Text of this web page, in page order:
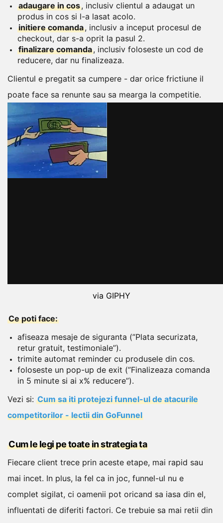
adaugare in cos, inclusiv clientul a adaugat un
produs in cos si l-a lasat acolo.
initiere comanda, inclusiv a inceput procesul de
checkout, dar s-a oprit la pasul 2.
finalizare comanda, inclusiv foloseste un cod de
reducere, dar nu finalizeaza.
Clientul e pregatit sa cumpere - dar orice frictiune il
poate face sa renunte sau sa mearga la competitie.
via GIPHY
Ce poti face:
afiseaza mesaje de siguranta (”Plata securizata,
retur gratuit, testimoniale”).
trimite automat reminder cu produsele din cos.
foloseste un pop-up de exit (”Finalizeaza comanda
in 5 minute si ai x% reducere”).
Vezi si: Cum sa iti protejezi funnel-ul de atacurile
competitorilor - lectii din GoFunnel
Cum le legi pe toate in strategia ta
Fiecare client trece prin aceste etape, mai rapid sau
mai incet. In plus, la fel ca in joc, funnel-ul nu e
complet sigilat, ci oamenii pot oricand sa iasa din el,
influentati de diferiti factori. Ce trebuie sa mai retii din